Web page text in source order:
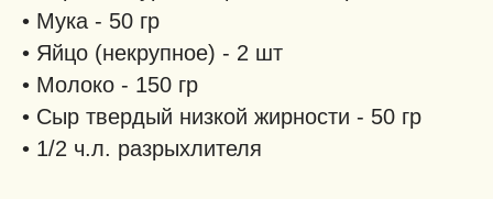
• Мука - 50 гр
• Яйцо (некрупное) - 2 шт
• Молоко - 150 гр
• Сыр твердый низкой жирности - 50 гр
• 1/2 ч.л. разрыхлителя